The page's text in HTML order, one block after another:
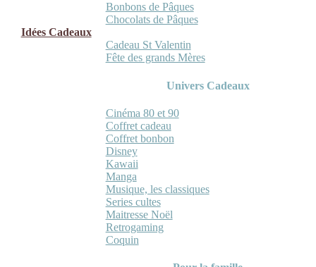
Bonbons de Pâques
Chocolats de Pâques
Idées Cadeaux
Cadeau St Valentin
Fête des grands Mères
Univers Cadeaux
Cinéma 80 et 90
Coffret cadeau
Coffret bonbon
Disney
Kawaii
Manga
Musique, les classiques
Series cultes
Maitresse Noël
Retrogaming
Coquin